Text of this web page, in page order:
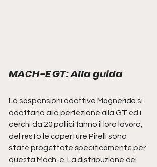
MACH-E GT: Alla guida
La sospensioni adattive Magneride si
adattano alla perfezione alla GT ed i
cerchi da 20 pollici fanno il loro lavoro,
del resto le coperture Pirelli sono
state progettate specificamente per
questa Mach-e. La distribuzione dei